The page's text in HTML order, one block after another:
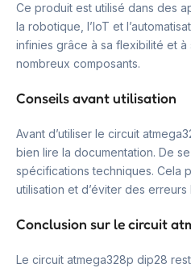
Ce produit est utilisé dans des
la robotique, l’IoT et
infinies grâce à sa flexibilité et
nombreux composants.
Conseils avant utilisation
Avant d’utiliser le circuit
bien lire la documentation. De
spécifications techniques. Cela
utilisation et d’éviter des
Conclusion sur le circuit
Le circuit atmega328p dip28